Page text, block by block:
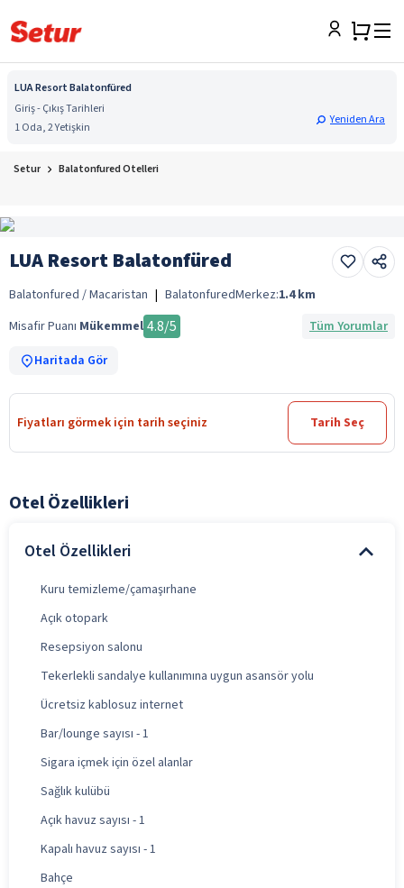
LUA Resort Balatonfüred
Giriş - Çıkış Tarihleri
1 Oda, 2 Yetişkin
Yeniden Ara
Setur Balatonfured Otelleri
LUA Resort Balatonfüred
Balatonfured / Macaristan | BalatonfuredMerkez:1.4 km
Misafir Puanı Mükemmel 4.8/5
Tüm Yorumlar
Haritada Gör
Fiyatları görmek için tarih seçiniz Tarih Seç
Otel Özellikleri
Otel Özellikleri
Kuru temizleme/çamaşırhane
Açık otopark
Resepsiyon salonu
Tekerlekli sandalye kullanımına uygun asansör yolu
Ücretsiz kablosuz internet
Bar/lounge sayısı - 1
Sigara içmek için özel alanlar
Sağlık kulübü
Açık havuz sayısı - 1
Kapalı havuz sayısı - 1
Bahçe